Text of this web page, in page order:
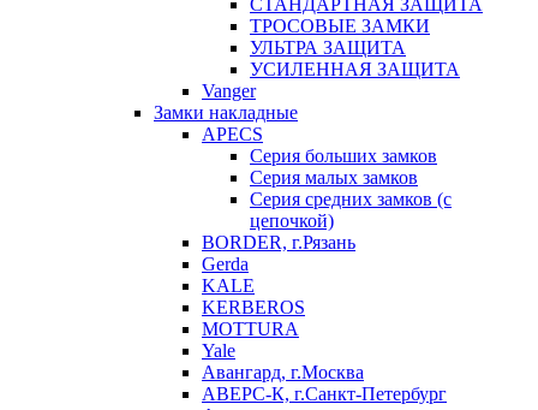
СТАНДАРТНАЯ ЗАЩИТА
ТРОСОВЫЕ ЗАМКИ
УЛЬТРА ЗАЩИТА
УСИЛЕННАЯ ЗАЩИТА
Vanger
Замки накладные
APECS
Серия больших замков
Серия малых замков
Серия средних замков (с
цепочкой)
BORDER, г.Рязань
Gerda
KALE
KERBEROS
MOTTURA
Yale
Авангард, г.Москва
АВЕРС-К, г.Санкт-Петербург